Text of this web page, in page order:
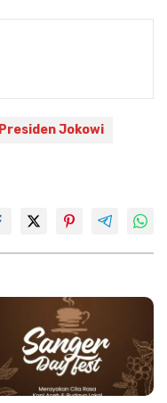
Presiden Jokowi